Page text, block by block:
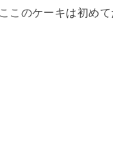
このケーキは初め